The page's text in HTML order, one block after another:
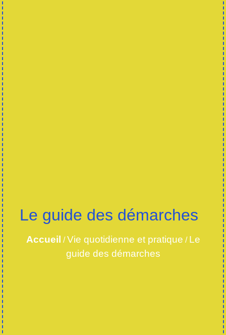
Le guide des démarches
Accueil /Vie quotidienne et pratique / Le
guide des démarches